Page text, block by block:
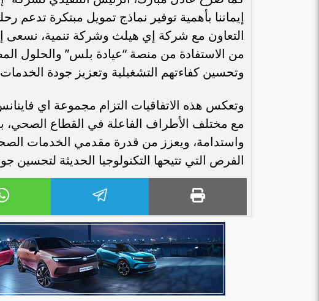
إيماننا بأهمية توفير نماذج تمويل مبتكرة
التعاون مع شركة إي هيلث وشركة تنمية،
من الاستفادة من منصة “عيادة بلس” والحلول
وتحسين كفاءتهم التشغيلية وتعزيز جودة
وتعكس هذه الاتفاقيات التزام مجموعة اي
مع مختلف الأطراف الفاعلة في القطاع الصحي،
واستدامة، ويعزز من قدرة مقدمي الخدمات
الفرص التي تتيحها التكنولوجيا الحديثة لتحسين